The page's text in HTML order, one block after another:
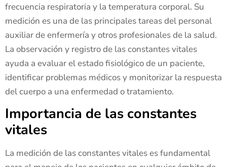
frecuencia respiratoria y la temperatura corporal. Su
medición es una de las principales tareas del personal
auxiliar de enfermería y otros profesionales de la salud.
La observación y registro de las constantes vitales
ayuda a evaluar el estado fisiológico de un paciente,
identificar problemas médicos y monitorizar la respuesta
del cuerpo a una enfermedad o tratamiento.
Importancia de las constantes
vitales
La medición de las constantes vitales es fundamental